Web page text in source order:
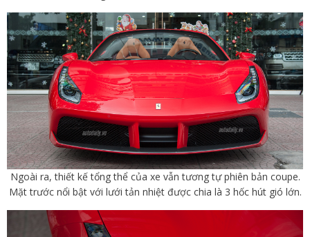
Ngoài ra, thiết kế tổng thể của xe vẫn tương tự phiên bản coupe.
Mặt trước nổi bật với lưới tản nhiệt được chia là 3 hốc hút gió lớn.